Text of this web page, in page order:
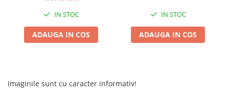
Acumulatori
Cauciucuri
IN STOC
ADAUGA IN COS
IN STOC
ADAUGA IN COS
Imaginile sunt cu caracter informativ!